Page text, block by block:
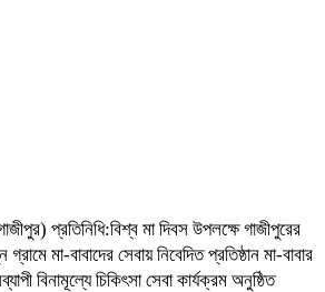
প্রতিনিধি:বিশ্ব মা দিবস উপলক্ষে গাজীপুরের
গ্রামে মা-বাবাদের সেবায় নিবেদিত প্রতিষ্ঠান মা-বাবার
বিনামূল্যে চিকিৎসা সেবা কার্যক্রম অনুষ্ঠিত